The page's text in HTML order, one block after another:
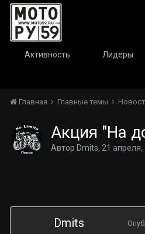
Активность Лидеры
Главная Главные темы
Акция "На
Автор Dmits, 21 апреля,
Dmits